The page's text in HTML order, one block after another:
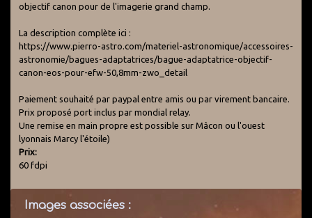
objectif canon pour de l'imagerie grand champ.
La description complète ici :
https://www.pierro-astro.com/materiel-astronomique/accessoires-
astronomie/bagues-adaptatrices/bague-adaptatrice-objectif-
canon-eos-pour-efw-50,8mm-zwo_detail
Paiement souhaité par paypal entre amis ou par virement bancaire.
Prix proposé port inclus par mondial relay.
Une remise en main propre est possible sur Mâcon ou l'ouest
lyonnais Marcy l'étoile)
Prix:
60 fdpi
Images associées :